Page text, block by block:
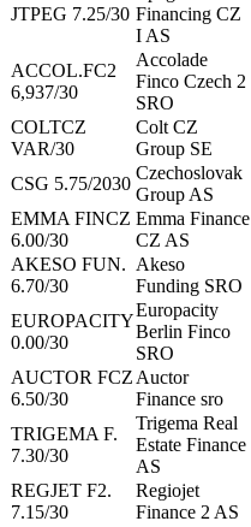
JTPEG 7.25/30 Financing CZ
I AS
ACCOL.FC2
6,937/30
Accolade
Finco Czech 2
SRO
COLTCZ
VAR/30
Colt CZ
Group SE
CSG 5.75/2030
Czechoslovak
Group AS
EMMA FINCZ
6.00/30
Emma Finance
CZ AS
AKESO FUN.
6.70/30
Akeso
Funding SRO
EUROPACITY
0.00/30
Europacity
Berlin Finco
SRO
AUCTOR FCZ
6.50/30
Auctor
Finance sro
TRIGEMA F.
7.30/30
Trigema Real
Estate Finance
AS
REGJET F2.
7.15/30
Regiojet
Finance 2 AS